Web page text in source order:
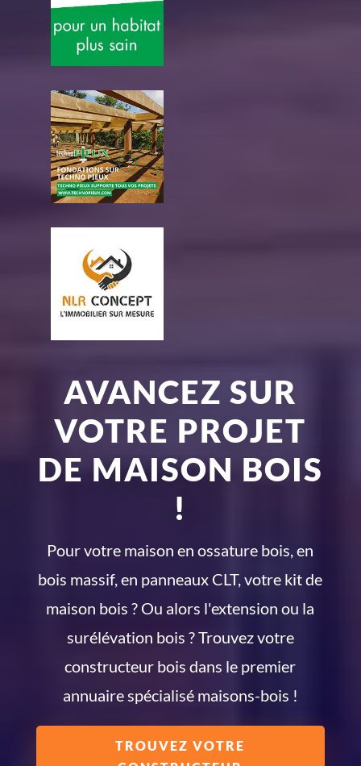
AVANCEZ SUR
VOTRE PROJET
DE MAISON BOIS
!
Pour votre maison en ossature bois, en
bois massif, en panneaux CLT, votre kit de
maison bois ? Ou alors l'extension ou la
surélévation bois ? Trouvez votre
constructeur bois dans le premier
annuaire spécialisé maisons-bois !
TROUVEZ VOTRE